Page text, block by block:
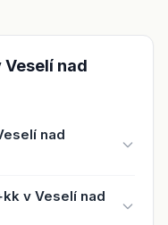
nad
nad
v Veselí nad